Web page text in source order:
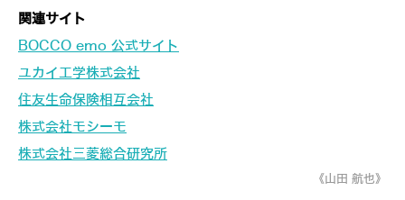
関連サイト
BOCCO emo 公式サイト
ユカイ工学株式会社
住友生命保険相互会社
株式会社モシーモ
株式会社三菱総合研究所
《山田 航也》